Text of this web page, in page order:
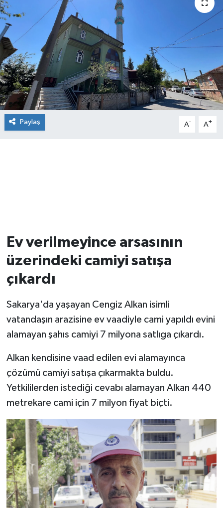
Paylaş A- A+
Ev verilmeyince arsasının
üzerindeki camiyi satışa
çıkardı
Sakarya'da yaşayan Cengiz Alkan isimli
vatandaşın arazisine ev vaadiyle cami yapıldı evini
alamayan şahıs camiyi 7 milyona satlıga çıkardı.
Alkan kendisine vaad edilen evi alamayınca
çözümü camiyi satışa çıkarmakta buldu.
Yetkililerden istediği cevabı alamayan Alkan 440
metrekare cami için 7 milyon fiyat biçti.